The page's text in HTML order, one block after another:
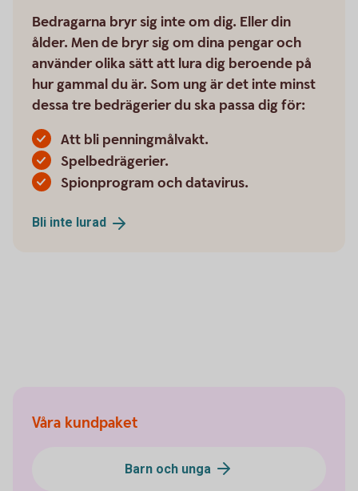
Bedragarna bryr sig inte om dig. Eller din
ålder. Men de bryr sig om dina pengar och
använder olika sätt att lura dig beroende på
hur gammal du är. Som ung är det inte minst
dessa tre bedrägerier du ska passa dig för:
Att bli penningmålvakt.
Spelbedrägerier.
Spionprogram och datavirus.
Bli inte lurad
Våra kundpaket
Barn och unga